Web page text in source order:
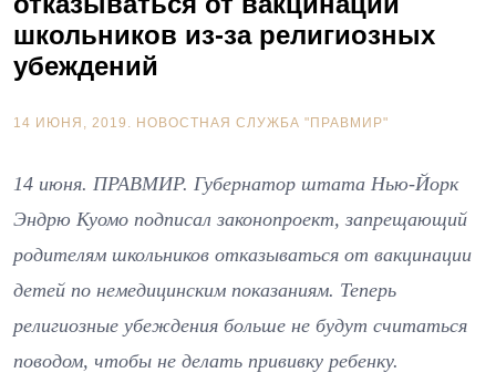
школьников из-за религиозных
убеждений
14 ИЮНЯ, 2019. НОВОСТНАЯ СЛУЖБА "ПРАВМИР"
14 июня. ПРАВМИР. Губернатор штата Нью-Йорк
Эндрю Куомо подписал законопроект, запрещающий
родителям школьников отказываться от вакцинации
детей по немедицинским показаниям. Теперь
религиозные убеждения больше не будут считаться
поводом, чтобы не делать прививку ребенку.